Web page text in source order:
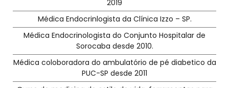
2019
Médica Endocrinlogista da Clínica Izzo – SP.
Médica Endocrinologista do Conjunto Hospitalar de
Sorocaba desde 2010.
Médica coloboradora do ambulatório de pé diabetico da
PUC-SP desde 2011